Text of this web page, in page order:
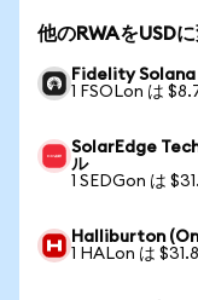
他のRWAをUSD
Fidelity Solana
1 FSOLon は
SolarEdge
ル
1 SEDGon は
Halliburton
1 HALon は